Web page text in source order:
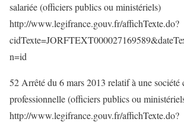
salariée (officiers publics ou ministériels)
http://www.legifrance.gouv.fr/affichTexte.do?
n=id
52 Arrêté du 6 mars 2013 relatif à une société
professionnelle (officiers publics ou
http://www.legifrance.gouv.fr/affichTexte.do?